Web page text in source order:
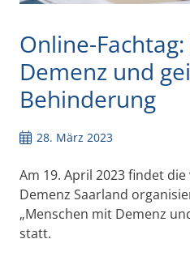
Online-
Demenz und
Behinderung
28. März 2023
Am 19. April 2023 findet
Demenz Saarland
„Menschen mit Demenz
statt.